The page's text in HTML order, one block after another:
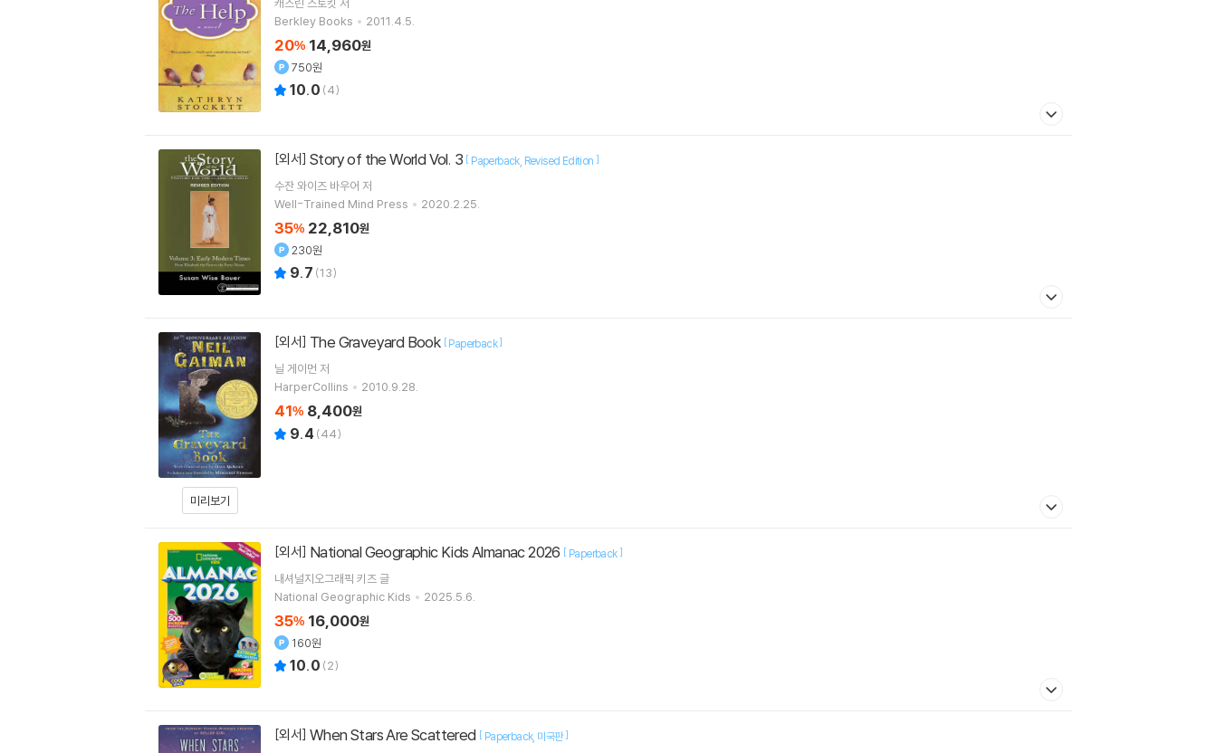
캐스린 스토킷 저
Berkley Books
2011.4.5.
20% 14,960원
750원
10.0 (4)
[외서] Story of the World Vol. 3 [ Paperback Revised Edition ]
수잔 와이즈 바우어 저
Well-Trained Mind Press
2020.2.25.
35% 22,810원
230원
9.7 (13)
미리보기
[외서] The Graveyard Book [Paperback]
닐 게이먼 저
HarperCollins
2010.9.28.
41% 8,400원
9.4 (44)
[외서] National Geographic Kids Almanac 2026 [ Paperback]
내셔널지오그래픽 키즈글
National Geographic Kids
2025.5.6.
35% 16,000원
160원
10.0 (2)
[외서] When Stars Are Scattered [ Paperback 미국판]